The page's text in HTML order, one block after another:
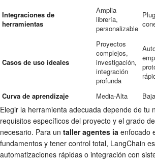
Integraciones de
herramientas
Amplia
librería,
personalizable
Casos de uso ideales
Proyectos
complejos,
investigación,
integración
profunda
Curva de aprendizaje Media-Alta
Elegir la herramienta adecuada depende de tu
requisitos específicos del proyecto y el grado
necesario. Para un taller agentes ia enfocado
fundamentos y tener control total, LangChain
automatizaciones rápidas o integración con